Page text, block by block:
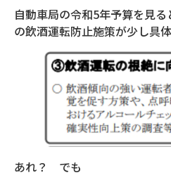
自動車局の令和5年予算を見
の飲酒運転防止施策が少し具体
あれ？ でも